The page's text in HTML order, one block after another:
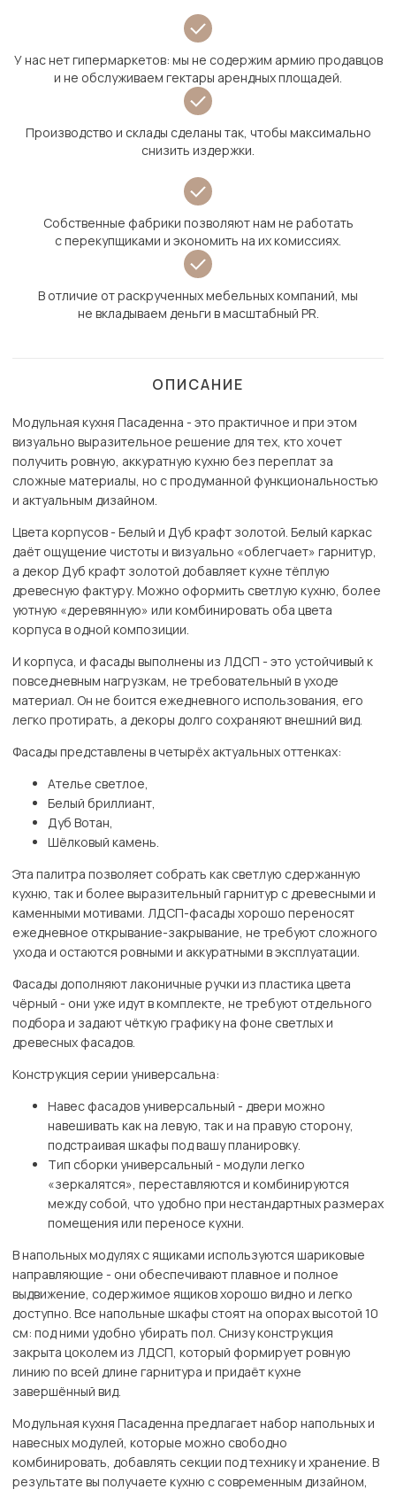
У нас нет гипермаркетов: мы не содержим армию продавцов
и не обслуживаем гектары арендных площадей.
Производство и склады сделаны так, чтобы максимально
снизить издержки.
Собственные фабрики позволяют нам не работать
с перекупщиками и экономить на их комиссиях.
В отличие от раскрученных мебельных компаний, мы
не вкладываем деньги в масштабный PR.
ОПИСАНИЕ
Модульная кухня Пасаденна - это практичное и при этом
визуально выразительное решение для тех, кто хочет
получить ровную, аккуратную кухню без переплат за
сложные материалы, но с продуманной функциональностью
и актуальным дизайном.
Цвета корпусов - Белый и Дуб крафт золотой. Белый каркас
даёт ощущение чистоты и визуально «облегчает» гарнитур,
а декор Дуб крафт золотой добавляет кухне тёплую
древесную фактуру. Можно оформить светлую кухню, более
уютную «деревянную» или комбинировать оба цвета
корпуса в одной композиции.
И корпуса, и фасады выполнены из ЛДСП - это устойчивый к
повседневным нагрузкам, не требовательный в уходе
материал. Он не боится ежедневного использования, его
легко протирать, а декоры долго сохраняют внешний вид.
Фасады представлены в четырёх актуальных оттенках:
Ателье светлое,
Белый бриллиант,
Дуб Вотан,
Шёлковый камень.
Эта палитра позволяет собрать как светлую сдержанную
кухню, так и более выразительный гарнитур с древесными и
каменными мотивами. ЛДСП-фасады хорошо переносят
ежедневное открывание-закрывание, не требуют сложного
ухода и остаются ровными и аккуратными в эксплуатации.
Фасады дополняют лаконичные ручки из пластика цвета
чёрный - они уже идут в комплекте, не требуют отдельного
подбора и задают чёткую графику на фоне светлых и
древесных фасадов.
Конструкция серии универсальна:
Навес фасадов универсальный - двери можно
навешивать как на левую, так и на правую сторону,
подстраивая шкафы под вашу планировку.
Тип сборки универсальный - модули легко
«зеркалятся», переставляются и комбинируются
между собой, что удобно при нестандартных размерах
помещения или переносе кухни.
В напольных модулях с ящиками используются шариковые
направляющие - они обеспечивают плавное и полное
выдвижение, содержимое ящиков хорошо видно и легко
доступно. Все напольные шкафы стоят на опорах высотой 10
см: под ними удобно убирать пол. Снизу конструкция
закрыта цоколем из ЛДСП, который формирует ровную
линию по всей длине гарнитура и придаёт кухне
завершённый вид.
Модульная кухня Пасаденна предлагает набор напольных и
навесных модулей, которые можно свободно
комбинировать, добавлять секции под технику и хранение. В
результате вы получаете кухню с современным дизайном,